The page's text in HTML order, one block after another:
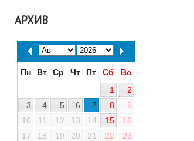
АРХИВ
Пн Вт Ср Чт Пт Сб
Вс
1
2
3
4 5 6 7 8
9
10
11 12 13 14 15
16
17
18 19 20 21 22
23